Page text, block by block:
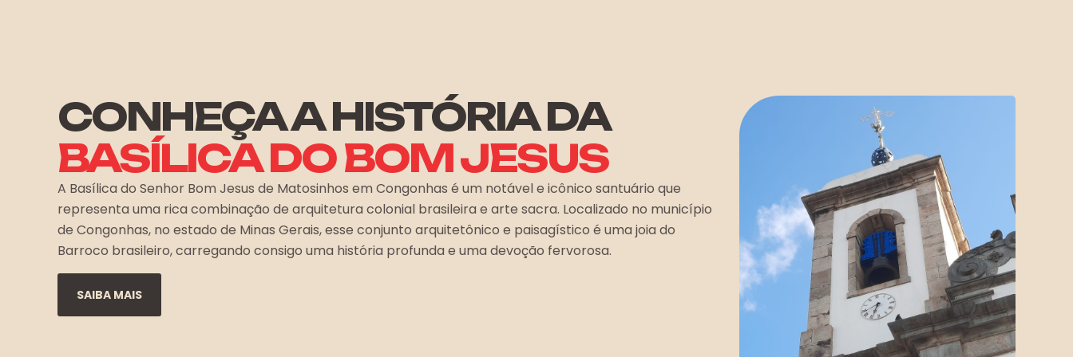
CONHEÇA A HISTÓRIA DA
BASÍLICA DO BOM JESUS
A Basílica do Senhor Bom Jesus de Matosinhos em Congonhas é um notável e icônico santuário que
representa uma rica combinação de arquitetura colonial brasileira e arte sacra. Localizado no município
de Congonhas, no estado de Minas Gerais, esse conjunto arquitetônico e paisagístico é uma joia do
Barroco brasileiro, carregando consigo uma história profunda e uma devoção fervorosa.
SAIBA MAIS